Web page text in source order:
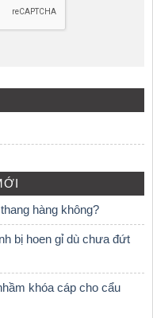
hàng không?
bị hoen gỉ dù chưa đứt
khóa cáp cho cẩu